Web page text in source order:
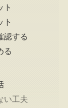
ト
ト
認する
る
い工夫